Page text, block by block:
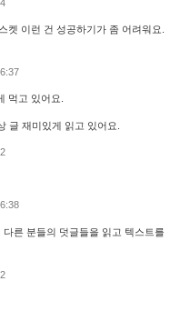
켓 이런 건 성공하기가 좀 어려워요.
먹고 있어요.
글 재미있게 읽고 있어요.
른 분들의 덧글들을 읽고 텍스트를